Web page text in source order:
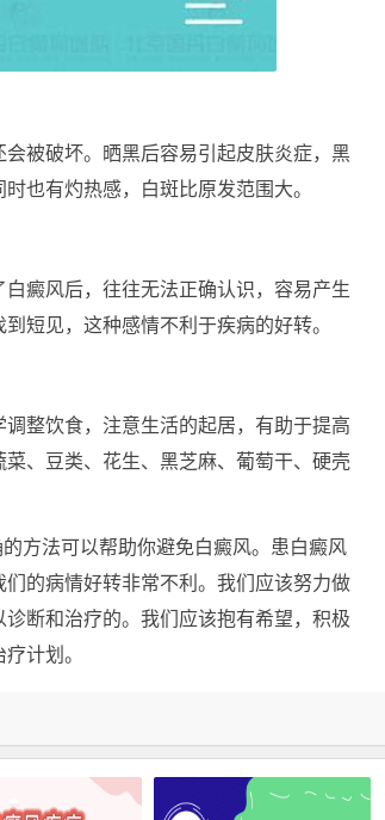
被破坏。晒黑后容易引起皮肤炎症，黑
也有灼热感，白斑比原发范围大。
癜风后，往往无法正确认识，容易产生
短见，这种感情不利于疾病的好转。
整饮食，注意生活的起居，有助于提高
、豆类、花生、黑芝麻、葡萄干、硬壳
方法可以帮助你避免白癜风。患白癜风
的病情好转非常不利。我们应该努力做
断和治疗的。我们应该抱有希望，积极
计划。